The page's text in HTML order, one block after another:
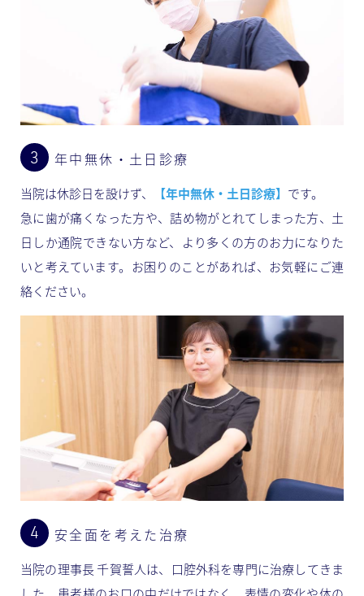
年中無休・土日診療
当院は休診日を設けず、 【年中無休・土日診療】 です。
急に歯が痛くなった方や、詰め物がとれてしまった方、土
日しか通院できない方など、より多くの方のお力になりた
いと考えています。お困りのことがあれば、お気軽にご連
絡ください。
安全面を考えた治療
当院の理事長 千賀誓人は、口腔外科を専門に治療してきま